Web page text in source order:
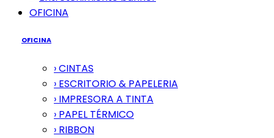
OFICINA
OFICINA
› CINTAS
› ESCRITORIO & PAPELERIA
› IMPRESORA A TINTA
› PAPEL TÉRMICO
› RIBBON